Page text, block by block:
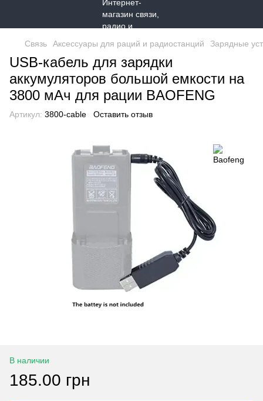
Связь Аксессуары для раций и радиостанций Зарядные
USB-кабель для зарядки
аккумуляторов большой емкости на
3800 мАч для рации BAOFENG
Артикул: 3800-cable Оставить отзыв
В наличии
185.00 грн